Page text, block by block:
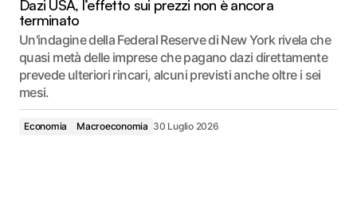
Dazi USA, l’effetto sui prezzi non è ancora
terminato
Un'indagine della Federal Reserve di New York rivela che
quasi metà delle imprese che pagano dazi direttamente
prevede ulteriori rincari, alcuni previsti anche oltre i sei
mesi.
Economia Macroeconomia 30 Luglio 2026